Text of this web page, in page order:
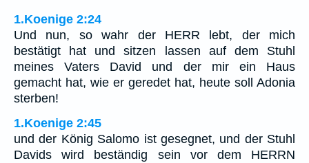
1.Koenige 2:24
Und nun, so wahr der HERR lebt, der mich
bestätigt hat und sitzen lassen auf dem Stuhl
meines Vaters David und der mir ein Haus
gemacht hat, wie er geredet hat, heute soll Adonia
sterben!
1.Koenige 2:45
und der König Salomo ist gesegnet, und der Stuhl
Davids wird beständig sein vor dem HERRN